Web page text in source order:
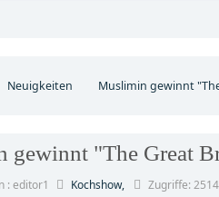
Neuigkeiten Muslimin gewinnt
gewinnt "The Great
: editor1 Kochshow, Zugriffe: 2514